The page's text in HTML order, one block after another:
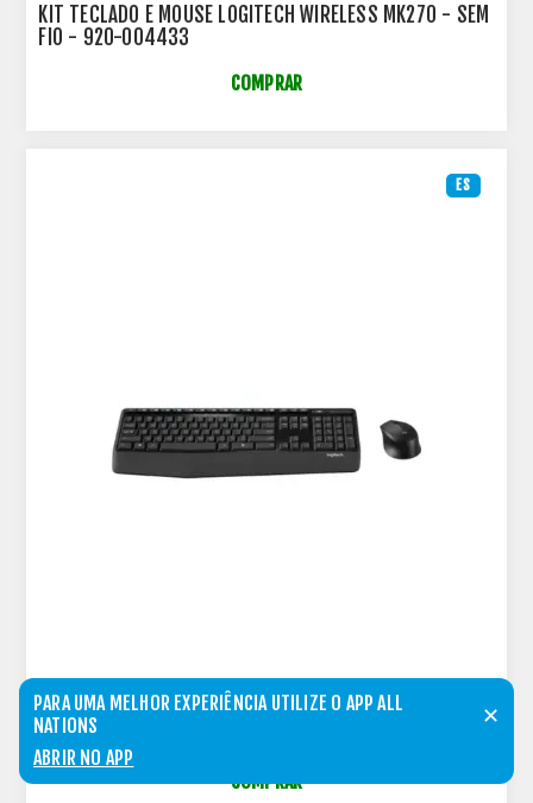
PARA UMA MELHOR EXPERIÊNCIA UTILIZE O APP ALL
NATIONS
✕
ABRIR NO APP
KIT TECLADO E MOUSE LOGITECH WIRELESS MK270 - SEM
FIO - 920-004433
COMPRAR
ES
KIT TECLADO E MOUSE LOGITECH MK345 PRETO - SEM FIO
- 920-007821
COMPRAR